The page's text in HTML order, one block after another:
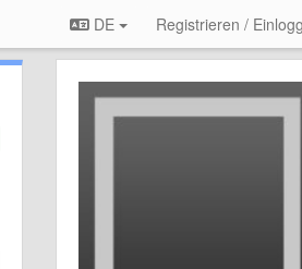
DE Registrieren /